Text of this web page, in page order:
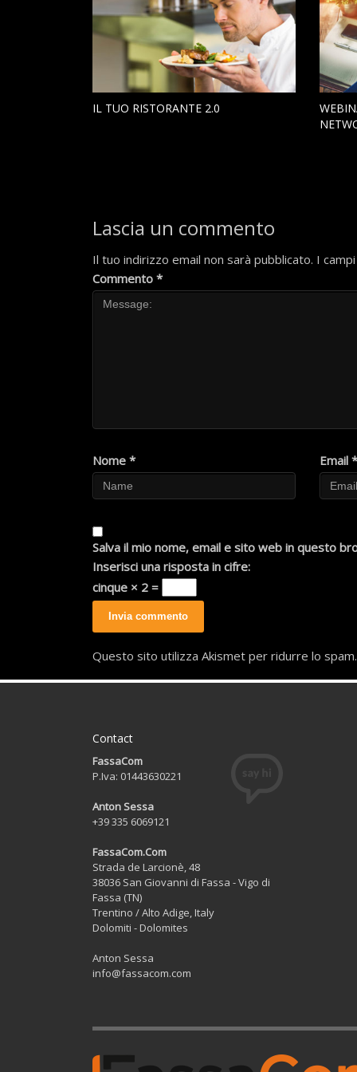
IL TUO RISTORANTE 2.0
Lascia un commento
Il tuo indirizzo email non sarà pubblicato. I
Commento *
Nome * Email
Salva il mio nome, email e sito web in questo
Inserisci una risposta in cifre:
cinque × 2 =
Questo sito utilizza Akismet per ridurre lo spam.
Contact
FassaCom
P.Iva: 01443630221
Anton Sessa
+39 335 6069121
FassaCom.Com
Strada de Larcionè, 48
38036 San Giovanni di Fassa - Vigo di
Fassa (TN)
Trentino / Alto Adige, Italy
Dolomiti - Dolomites
Anton Sessa
info@fassacom.com